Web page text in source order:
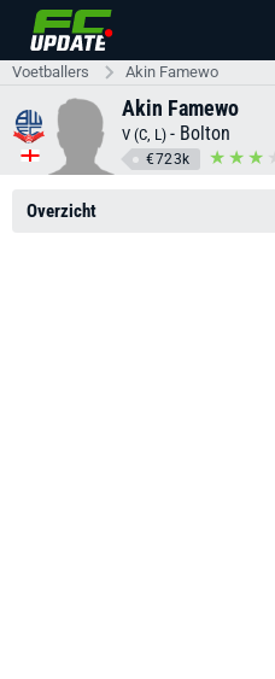
Voetballers Akin Famewo
Akin Famewo
V (C, L) - Bolton
€723k
Overzicht